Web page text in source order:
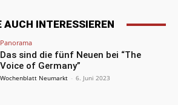
AUCH INTERESSIEREN
Panorama
Das sind die fünf Neuen bei “The
Voice of Germany”
Wochenblatt Neumarkt - 6. Juni 2023